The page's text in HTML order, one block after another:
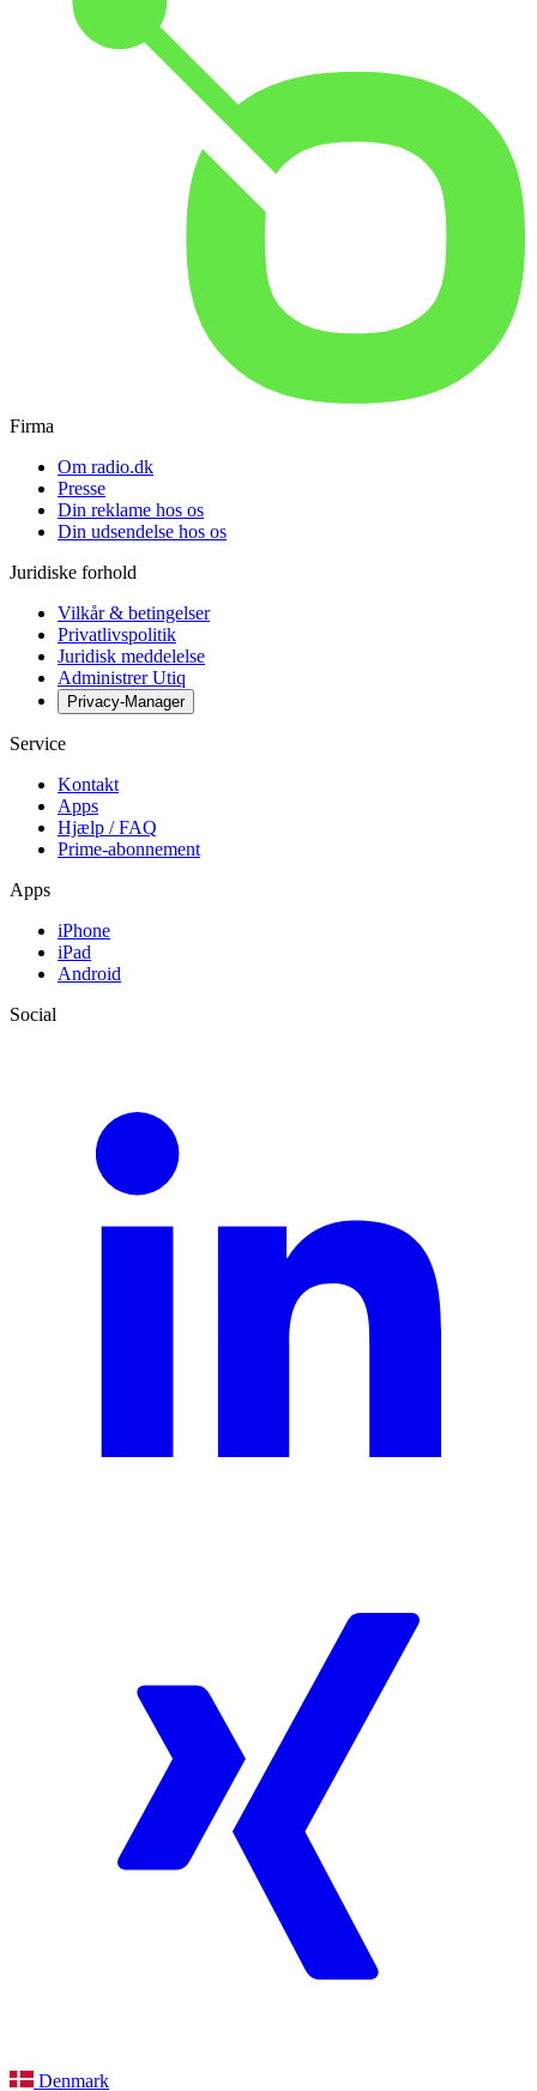
Firma
Om radio.dk
Presse
Din reklame hos os
Din udsendelse hos os
Juridiske forhold
Vilkår & betingelser
Privatlivspolitik
Juridisk meddelelse
Administrer Utiq
Privacy-Manager
Service
Kontakt
Apps
Hjælp / FAQ
Prime-abonnement
Apps
iPhone
iPad
Android
Social
Denmark